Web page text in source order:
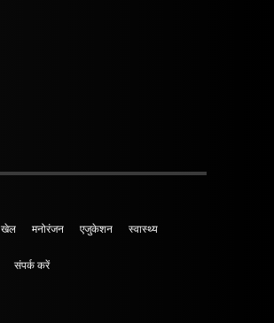
खेल मनोरंजन एजुकेशन स्वास्थ्य
संपर्क करें